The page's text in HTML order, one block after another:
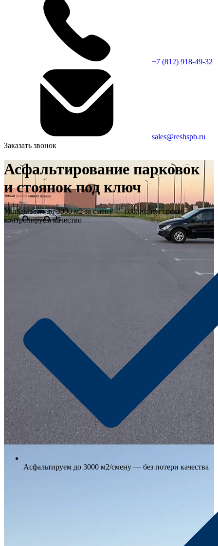
+7 (812) 918-49-32
sales@reshspb.ru
Заказать звонок
Асфальтирование парковок
и стоянок под ключ
Укладываем до 3000 м2 за смену — соблюдаем сроки,
контролируем качество
Асфальтируем до 3000 м2/смену — без потери качества